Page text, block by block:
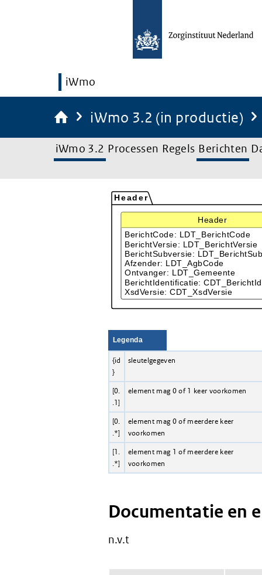
iWmo
iWmo 3.2 (in productie)
iWmo 3.2 Processen Regels Berichten
Legenda
{id
}
sleutelgegeven
[0.
.1]
element mag 0 of 1 keer voorkomen
[0.
.*]
element mag 0 of meerdere keer
voorkomen
[1.
.*]
element mag 1 of meerdere keer
voorkomen
Documentatie en
n.v.t